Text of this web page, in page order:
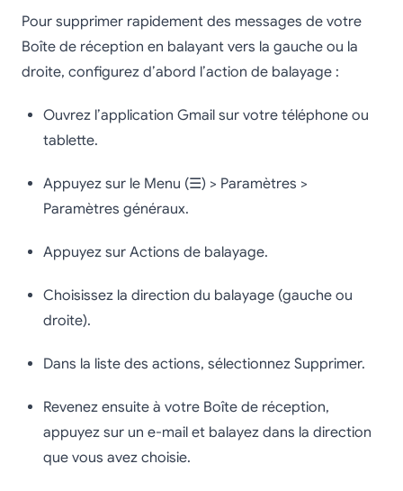
Pour supprimer rapidement des messages de votre
Boîte de réception en balayant vers la gauche ou la
droite, configurez d’abord l’action de balayage :
Ouvrez l’application Gmail sur votre téléphone ou
tablette.
Appuyez sur le Menu (☰) > Paramètres >
Paramètres généraux.
Appuyez sur Actions de balayage.
Choisissez la direction du balayage (gauche ou
droite).
Dans la liste des actions, sélectionnez Supprimer.
Revenez ensuite à votre Boîte de réception,
appuyez sur un e-mail et balayez dans la direction
que vous avez choisie.